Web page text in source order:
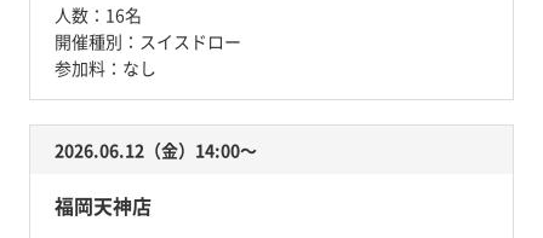
人数： 16名
開催種別： スイスドロー
参加料： なし
2026.06.12（金）14:00〜
福岡天神店